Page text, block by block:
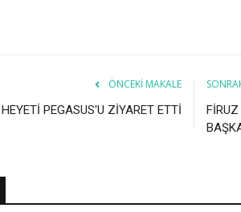
ÖNCEKI MAKALE
PEGASUS'U ZİYARET ETTİ
FİRUZ